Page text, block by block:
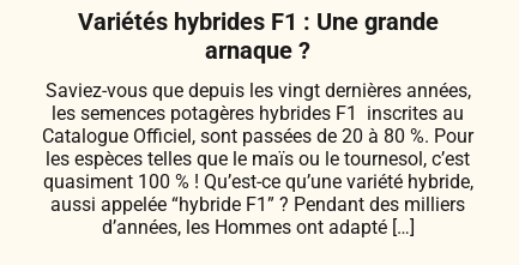
Variétés hybrides F1 : Une grande
arnaque ?
Saviez-vous que depuis les vingt dernières années,
les semences potagères hybrides F1 inscrites au
Catalogue Officiel, sont passées de 20 à 80 %. Pour
les espèces telles que le maïs ou le tournesol, c’est
quasiment 100 % ! Qu’est-ce qu’une variété hybride,
aussi appelée “hybride F1” ? Pendant des milliers
d’années, les Hommes ont adapté […]